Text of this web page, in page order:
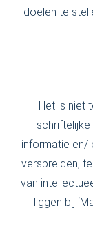
doelen te
Het is niet
schriftelijke
informatie en/
verspreiden,
van
liggen bij